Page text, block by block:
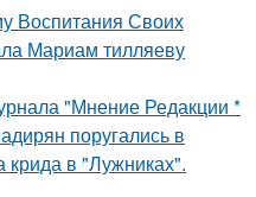
Воспитания Своих
Мариам тилляеву
"Мнение Редакции *
поругались в
крида в "Лужниках".